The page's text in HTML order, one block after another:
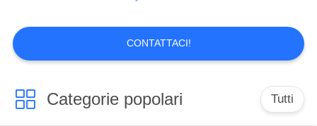
CONTATTACI!
Categorie popolari Tutti